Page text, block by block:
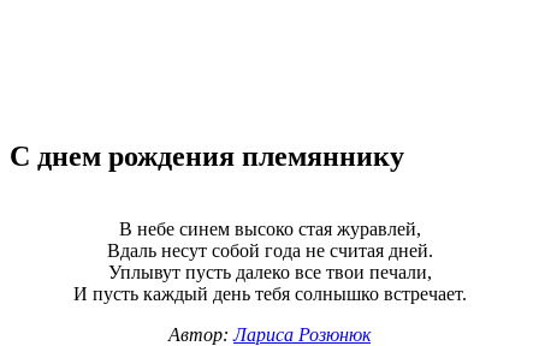
C днем рождения племяннику
В небе синем высоко стая журавлей,
Вдаль несут собой года не считая дней.
Уплывут пусть далеко все твои печали,
И пусть каждый день тебя солнышко встречает.
Автор:Лариса Розюнюк